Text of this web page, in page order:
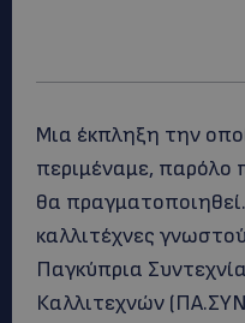
Μια έκπληξη την
περιμέναμε, παρόλο
θα
καλλιτέχνες
Παγκύπρια
Καλλιτεχνών